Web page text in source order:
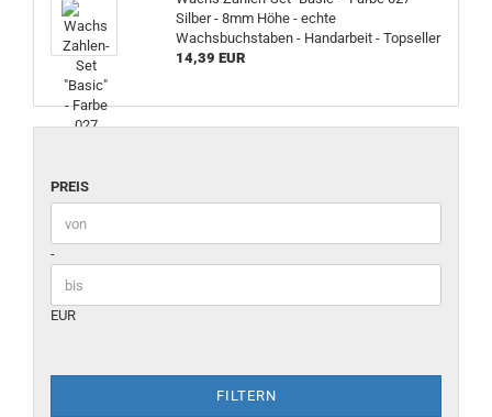
Silber - 8mm Höhe - echte
Wachsbuchstaben - Handarbeit - Topseller
14,39 EUR
PREIS
Preis bis
-
EUR
FILTERN